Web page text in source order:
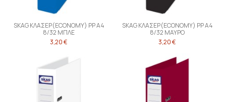
SKAG ΚΛΑΣΕΡ(ECONOMY) PP Α4
8/32 ΜΠΛΕ
3,20 €
SKAG ΚΛΑΣΕΡ(ECONOMY) PP Α4
8/32 ΜΑΥΡΟ
3,20 €